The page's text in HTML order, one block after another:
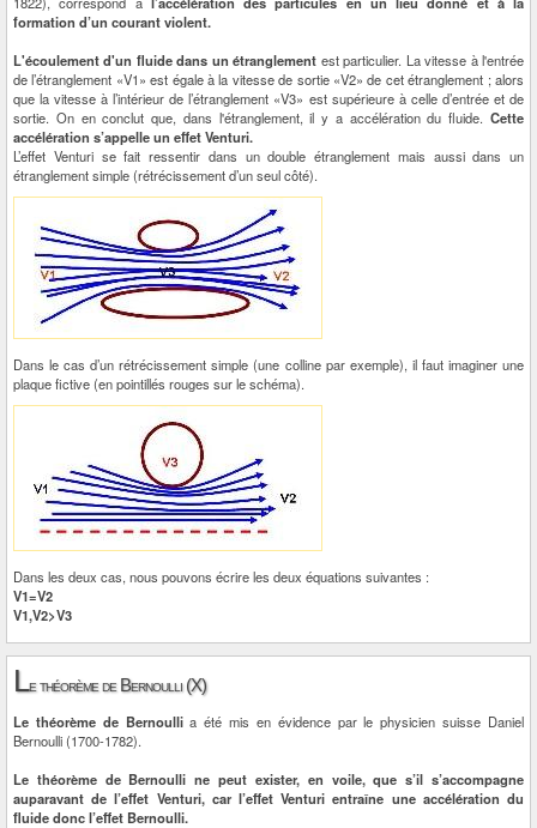
formation d’un courant violent.
L'écoulement d'un fluide dans un étranglement est particulier. La vitesse à l'entrée
de l’étranglement «V1» est égale à la vitesse de sortie «V2» de cet étranglement ; alors
que la vitesse à l’intérieur de l’étranglement «V3» est supérieure à celle d’entrée et de
sortie. On en conclut que, dans l'étranglement, il y a accélération du fluide. Cette
accélération s’appelle un effet Venturi.
L’effet Venturi se fait ressentir dans un double étranglement mais aussi dans un
étranglement simple (rétrécissement d’un seul côté).
Dans le cas d’un rétrécissement simple (une colline par exemple), il faut imaginer une
plaque fictive (en pointillés rouges sur le schéma).
Dans les deux cas, nous pouvons écrire les deux équations suivantes :
V1=V2
V1,V2>V3
Le théorème de Bernoulli (X)
Le théorème de Bernoullia été mis en évidence par le physicien suisse Daniel
Bernoulli (1700-1782).
Le théorème de Bernoulli ne peut exister, en voile, que s’il s’accompagne
auparavant de l’effet Venturi, car l’effet Venturi entraîne une accélération du
fluide donc l’effet Bernoulli.